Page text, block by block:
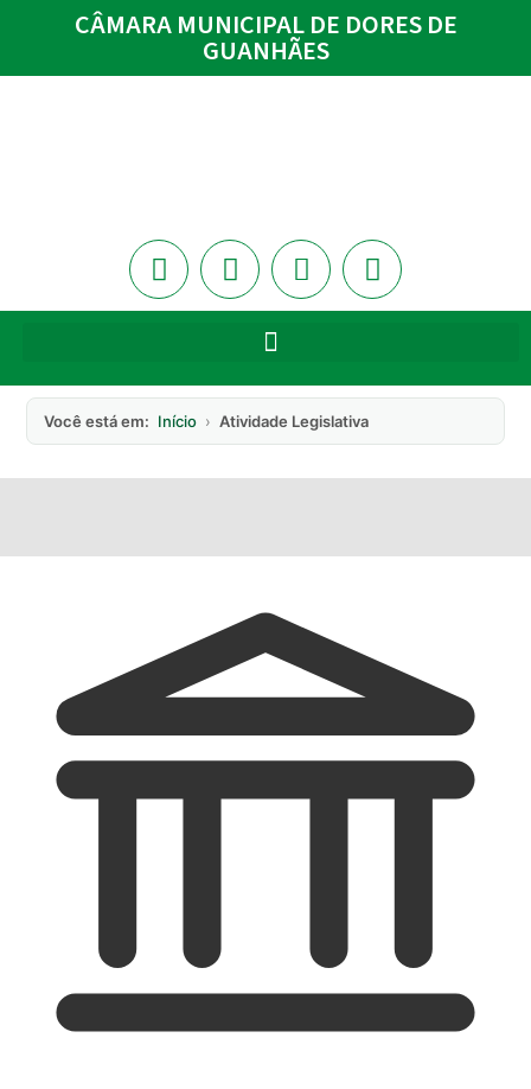
CÂMARA MUNICIPAL DE DORES DE
GUANHÃES
Você está em: Início › Atividade Legislativa